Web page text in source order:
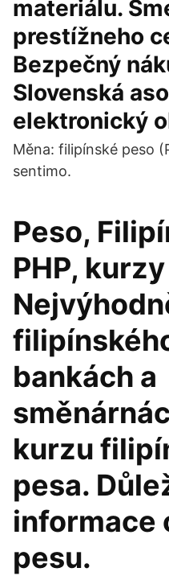
materiálu.
prestížneho
Bezpečný
Slovenská
elektronický
Měna: filipínské peso
sentimo.
Peso,
PHP,
bankách a
kurzu
pesa.
informace
pesu.